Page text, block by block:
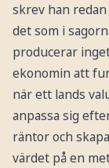
skrev han
det som i
producerar
ekonomin att
när ett lands
anpassa sig
räntor och
värdet på en